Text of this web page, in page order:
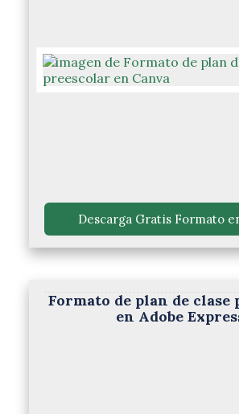
Descarga Gratis Formato
Formato de plan de clase
en Adobe